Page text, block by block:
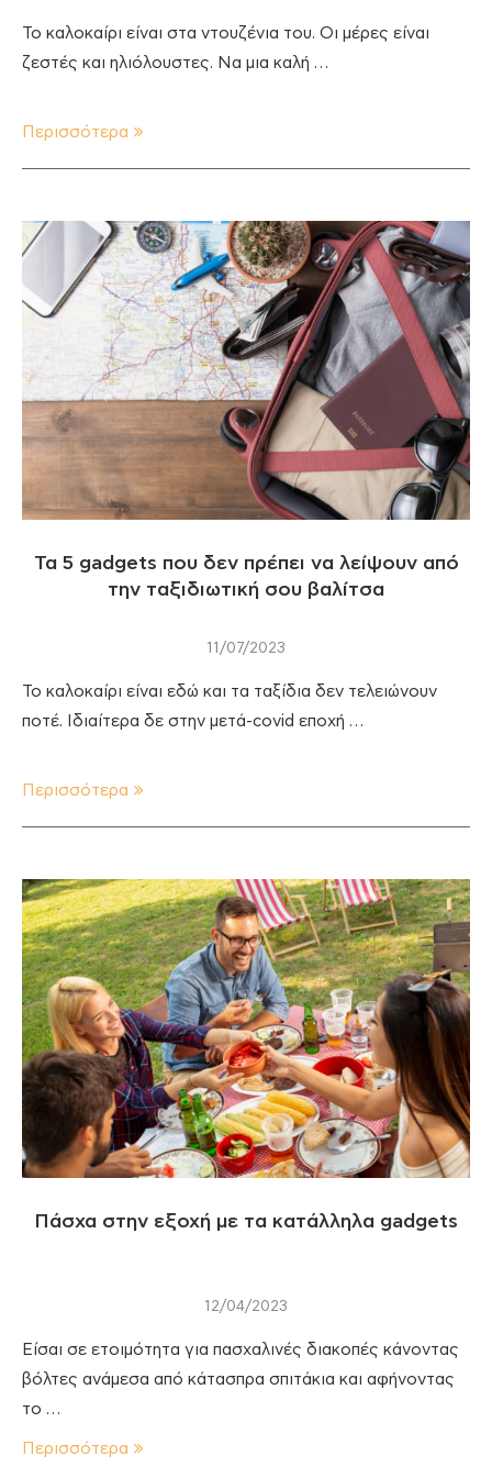
Το καλοκαίρι είναι στα ντουζένια του. Οι μέρες είναι
ζεστές και ηλιόλουστες. Nα μια καλή …
Περισσότερα
Τα 5 gadgets που δεν πρέπει να λείψουν από
την ταξιδιωτική σου βαλίτσα
11/07/2023
Το καλοκαίρι είναι εδώ και τα ταξίδια δεν τελειώνουν
ποτέ. Ιδιαίτερα δε στην μετά-covid εποχή …
Περισσότερα
Πάσχα στην εξοχή με τα κατάλληλα gadgets
12/04/2023
Είσαι σε ετοιμότητα για πασχαλινές διακοπές κάνοντας
βόλτες ανάμεσα από κάτασπρα σπιτάκια και αφήνοντας
το …
Περισσότερα